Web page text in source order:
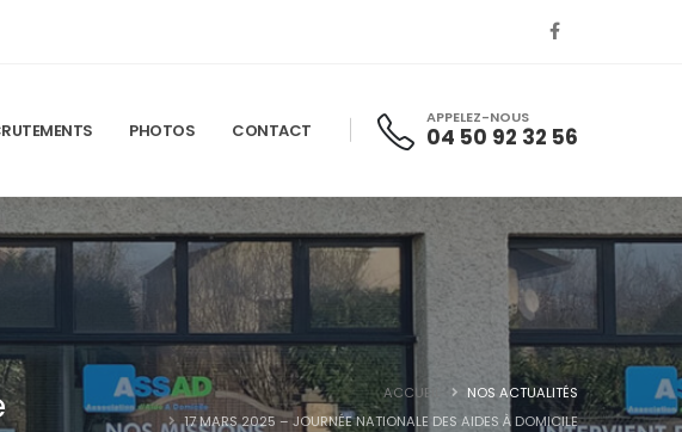
PHOTOS CONTACT
APPELEZ-NOUS
04 50 92 32 56
ACCUEIL
NOS ACTUALITÉS
17 MARS 2025 – JOURNÉE NATIONALE DES AIDES À DOMICILE
proposer des contenus et services adaptés